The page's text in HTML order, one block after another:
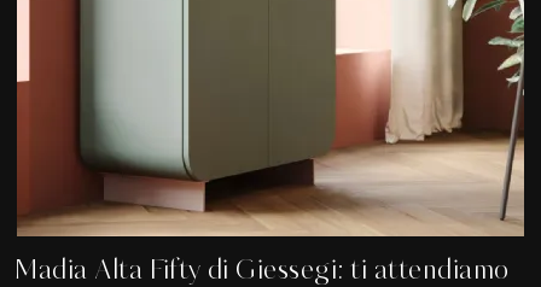
Madia Alta Fifty di Giessegi: ti attendiamo